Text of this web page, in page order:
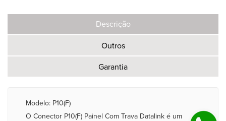
Descrição
Outros
Garantia
Modelo: P10(F)
O Conector P10(F) Painel Com Trava Datalink é um